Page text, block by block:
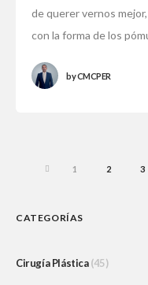
de querer vernos
con la forma de los
byCMCPER
PREV1 2 3
CATEGORÍAS
Cirugía Plástica(45)